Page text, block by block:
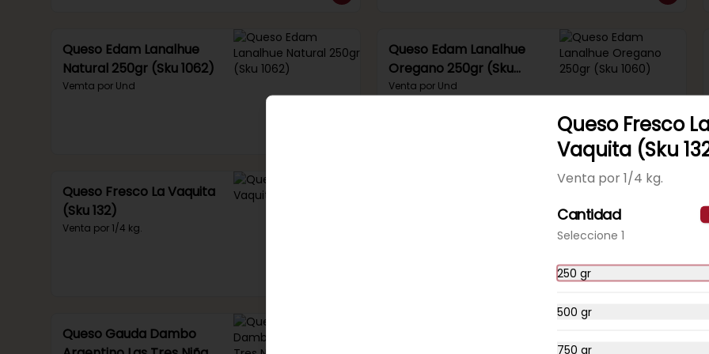
Queso Edam Lanalhue
Natural 250gr (Sku 1062)
Vemta por Und
Queso Edam Lanalhue
Oregano 250gr (Sku
1060)
Venta por Und
Queso Fresco La Vaquita
(Sku 132)
Venta por 1/4 kg.
Queso Gauda Dambo
Queso Fresco
Vaquita (Sku
Venta por 1/4 kg.
Cantidad
Seleccione 1
250 gr
500 gr
750 gr